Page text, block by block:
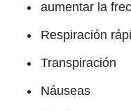
aumentar la
Respiración
Transpiración
Náuseas